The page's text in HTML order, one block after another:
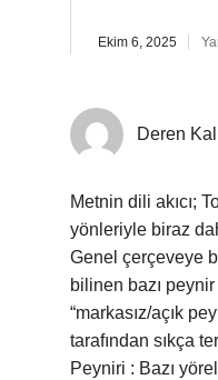
Ekim 6, 2025
Deren Kal
Metnin dili akıcı;
yönleriyle biraz
Genel çerçeveye
bilinen bazı peynir
“markasız/açık
tarafından sıkça
Peyniri : Bazı